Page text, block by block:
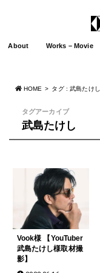
About Works – Movie
HOME タグ : 武島たけし
タグアーカイブ
武島たけし
Vook様 【YouTuber
武島たけし様取材撮
影】